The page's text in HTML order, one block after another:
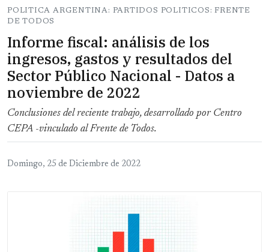
POLITICA ARGENTINA: PARTIDOS POLITICOS: FRENTE
DE TODOS
Informe fiscal: análisis de los
ingresos, gastos y resultados del
Sector Público Nacional - Datos a
noviembre de 2022
Conclusiones del reciente trabajo, desarrollado por Centro
CEPA -vinculado al Frente de Todos.
Domingo, 25 de Diciembre de 2022